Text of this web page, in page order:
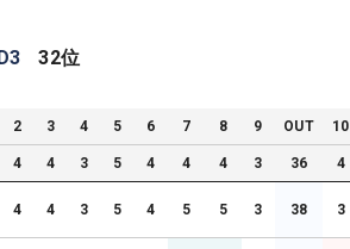
3 32位
2 3 4 5 6 7 8 9 OUT 10
4 4 3 5 4 4 4 3 36 4
4 4 3 5 4 5 5 3 38 3